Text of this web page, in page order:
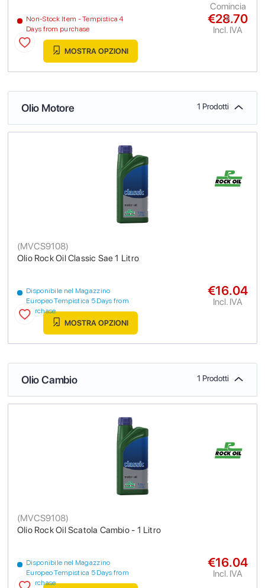
Non-Stock Item - Tempistica 4
Days from purchase
€28.70
Incl. IVA
Comincia
a
MOSTRA OPZIONI
Olio Motore 1 Prodotti
Olio Rock Oil Classic Sae 1 Litro
(MVCS9108)
Disponibile nel Magazzino
Europeo Tempistica 5 Days from
purchase
€16.04
Incl. IVA
MOSTRA OPZIONI
Olio Cambio 1 Prodotti
Olio Rock Oil Scatola Cambio - 1 Litro
(MVCS9108)
Disponibile nel Magazzino
Europeo Tempistica 5 Days from
purchase
€16.04
Incl. IVA